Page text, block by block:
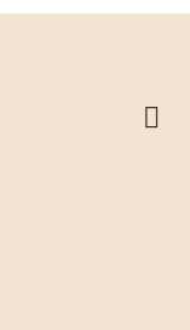
Collection